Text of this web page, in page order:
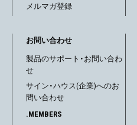
メルマガ登録
お問い合わせ
製品のサポート・お問い合わ
せ
サイン・ハウス(企業)へのお
問い合わせ
.MEMBERS